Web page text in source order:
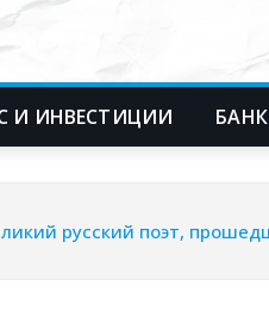
И ИНВЕСТИЦИИ
русский поэт,